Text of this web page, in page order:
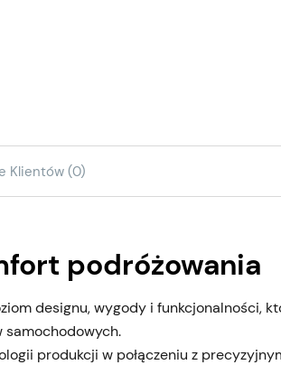
Klientów (0)
podróżowania
designu, wygody i funkcjonalności,
samochodowych.
produkcji w połączeniu z